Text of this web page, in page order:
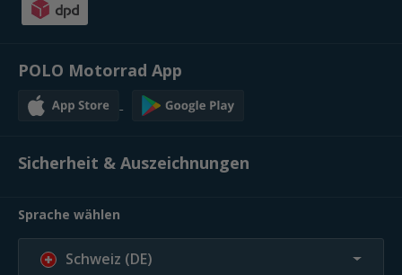
POLO Motorrad App
Sicherheit & Auszeichnungen
Sprache wählen
Schweiz (DE)